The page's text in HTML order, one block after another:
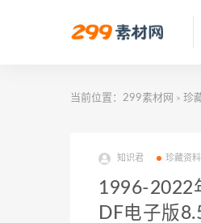
当前位置： 299素材网 > 珍
知识君 珍藏资
1996-2022
DF电子版